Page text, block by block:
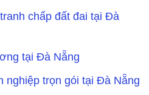
chấp đất đai tại Đà
tại Đà Nẵng
nghiệp trọn gói tại Đà Nẵng